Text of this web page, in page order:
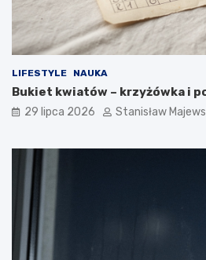
LIFESTYLE NAUKA
Bukiet kwiatów – krzyżówka i
29 lipca 2026 Stanisław